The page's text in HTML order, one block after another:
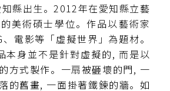
縣出生。2012年在愛知縣立藝
美術碩士學位。作品以藝術家
電影等「虛擬世界」為題材。
本身並不是針對虛擬的, 而是以
方式製作。一扇被砸壞的門, 一
的舊畫, 一面掛著鐵鍊的牆。如